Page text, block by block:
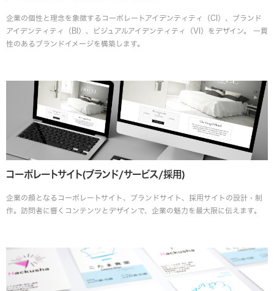
企業の個性と理念を象徴するコーポレートアイデンティティ（CI）、ブランド
アイデンティティ（BI）、ビジュアルアイデンティティ（VI）をデザイン。 一貫
性のあるブランドイメージを構築します。
コーポレートサイト(ブランド/サービス/採用)
企業の顔となるコーポレートサイト、ブランドサイト、採用サイトの設計・制
作。訪問者に響くコンテンツとデザインで、企業の魅力を最大限に伝えます。